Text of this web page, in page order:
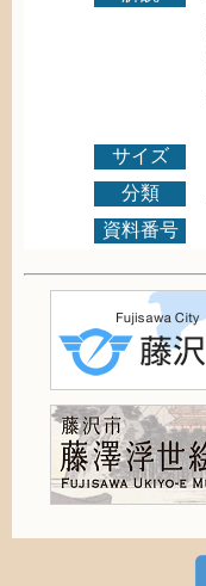
サイズ
分類
資料番号